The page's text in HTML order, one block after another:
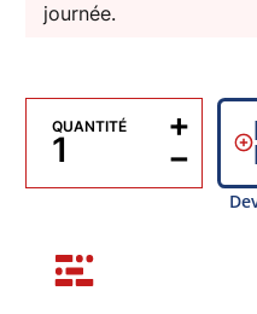
journée.
QUANTITÉ
−
+